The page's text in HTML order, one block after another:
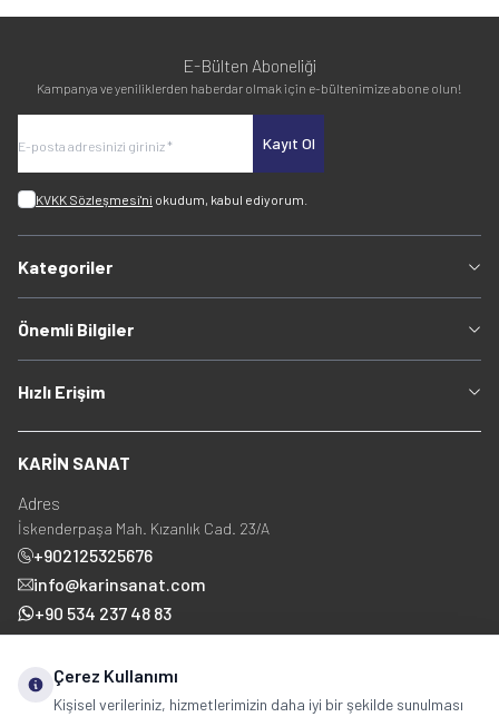
E-Bülten Aboneliği
Kampanya ve yeniliklerden haberdar olmak için e-bültenimize abone olun!
Kayıt Ol
KVKK Sözleşmesi'ni okudum, kabul ediyorum.
Kategoriler
Önemli Bilgiler
Hızlı Erişim
KARİN SANAT
Adres
İskenderpaşa Mah. Kızanlık Cad. 23/A
+902125325676
info@karinsanat.com
+90 534 237 48 83
Çerez Kullanımı
Kişisel verileriniz, hizmetlerimizin daha iyi bir şekilde sunulması